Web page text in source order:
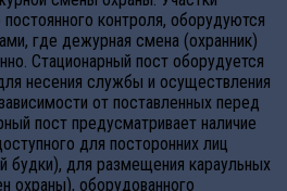
контроля, оборудуются
где дежурная смена (охранник)
Стационарный пост оборудуется
несения службы и осуществления
от поставленных перед
пост предусматривает наличие
для посторонних лиц
будки), для размещения караульных
охраны), оборудованного